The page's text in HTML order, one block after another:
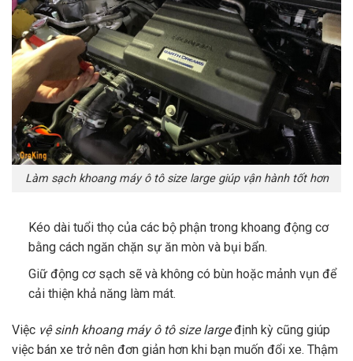
Làm sạch khoang máy ô tô size large giúp vận hành tốt hơn
Kéo dài tuổi thọ của các bộ phận trong khoang động cơ
bằng cách ngăn chặn sự ăn mòn và bụi bẩn.
Giữ động cơ sạch sẽ và không có bùn hoặc mảnh vụn để
cải thiện khả năng làm mát.
Việc vệ sinh khoang máy ô tô size largeđịnh kỳ cũng giúp
việc bán xe trở nên đơn giản hơn khi bạn muốn đổi xe. Thậm